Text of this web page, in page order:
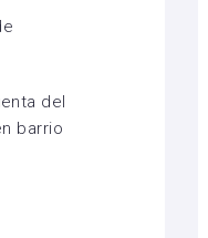
del
barrio